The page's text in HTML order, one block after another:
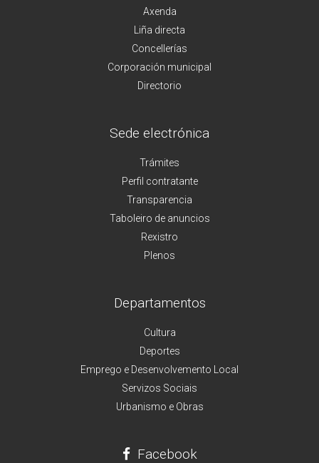
Axenda
Liña directa
Concellerías
Corporación municipal
Directorio
Sede electrónica
Trámites
Perfil contratante
Transparencia
Taboleiro de anuncios
Rexistro
Plenos
Departamentos
Cultura
Deportes
Emprego e Desenvolvemento Local
Servizos Sociais
Urbanismo e Obras
Facebook